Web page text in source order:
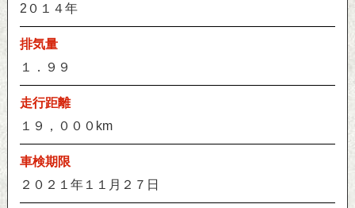
2０１４年
排気量
１．９９
走行距離
１９，０００km
車検期限
２０２１年１１月２７日